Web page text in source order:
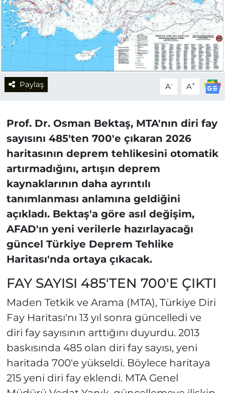
Paylaş A- A+
Prof. Dr. Osman Bektaş, MTA'nın diri fay
sayısını 485'ten 700'e çıkaran 2026
haritasının deprem tehlikesini otomatik
artırmadığını, artışın deprem
kaynaklarının daha ayrıntılı
tanımlanması anlamına geldiğini
açıkladı. Bektaş'a göre asıl değişim,
AFAD'ın yeni verilerle hazırlayacağı
güncel Türkiye Deprem Tehlike
Haritası'nda ortaya çıkacak.
FAY SAYISI 485'TEN 700'E ÇIKTI
Maden Tetkik ve Arama (MTA), Türkiye Diri
Fay Haritası'nı 13 yıl sonra güncelledi ve
diri fay sayısının arttığını duyurdu. 2013
baskısında 485 olan diri fay sayısı, yeni
haritada 700'e yükseldi. Böylece haritaya
215 yeni diri fay eklendi. MTA Genel